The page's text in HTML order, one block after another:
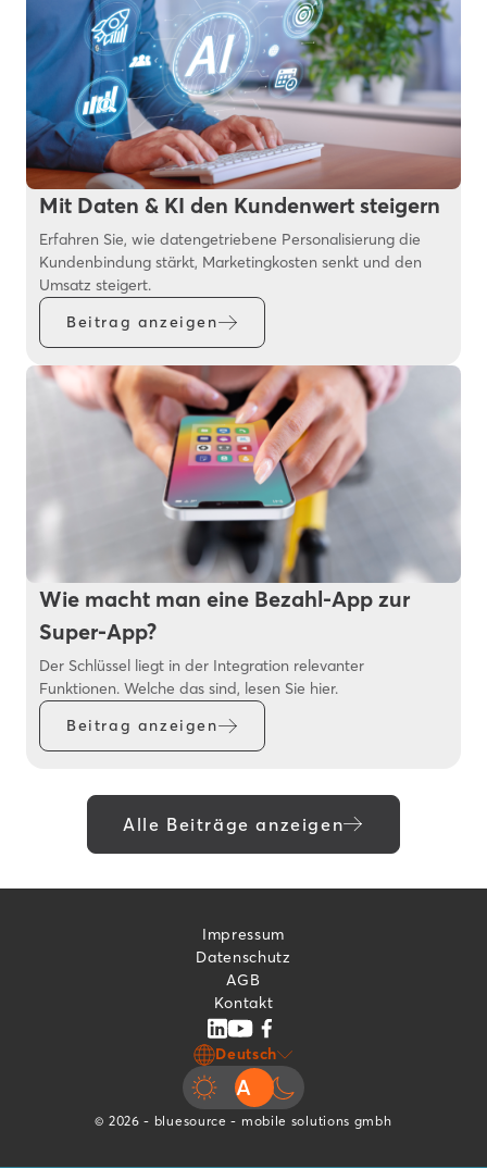
Mit Daten & KI den Kundenwert steigern
Erfahren Sie, wie datengetriebene Personalisierung die
Kundenbindung stärkt, Marketingkosten senkt und den
Umsatz steigert.
Beitrag anzeigen
Wie macht man eine Bezahl-App zur
Super-App?
Der Schlüssel liegt in der Integration relevanter
Funktionen. Welche das sind, lesen Sie hier.
Beitrag anzeigen
Alle Beiträge anzeigen
Impressum
Datenschutz
AGB
Kontakt
Deutsch
© 2026 - bluesource - mobile solutions gmbh